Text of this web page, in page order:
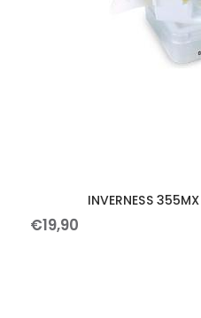
INVERNESS
€19,90